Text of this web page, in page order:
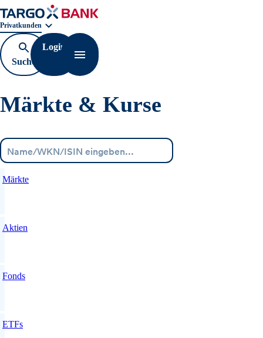
Geschäftsbereichnavigation. Aktuelle Auswahl:
Privatkunden
Suche
öffnen
Login
Navigation öffnen
Märkte & Kurse
Märkte
Aktien
Fonds
ETFs